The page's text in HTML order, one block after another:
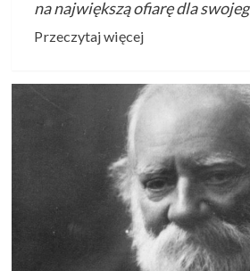
na największą ofiarę dla
Przeczytaj więcejPrzeczytaj
o
Pamięć
nich
to
nasza
powinność
–
Powstanie